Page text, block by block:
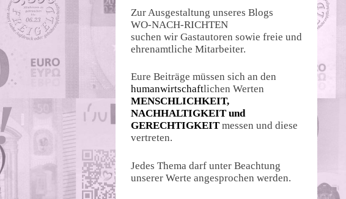
Zur Ausgestaltung unseres Blogs
WO-NACH-RICHTEN
suchen wir Gastautoren sowie freie und
ehrenamtliche Mitarbeiter.
Eure Beiträge müssen sich an den
humanwirtschaftlichen Werten
MENSCHLICHKEIT,
NACHHALTIGKEIT und
GERECHTIGKEIT messen und diese
vertreten.
Jedes Thema darf unter Beachtung
unserer Werte angesprochen werden.